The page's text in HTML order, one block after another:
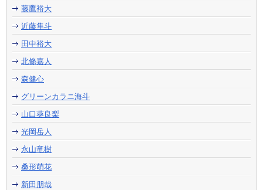
藤鷹裕大
近藤隼斗
田中裕大
北條嘉人
森健心
グリーンカラニ海斗
山口葵良梨
光岡岳人
永山竜樹
桑形萌花
新田朋哉